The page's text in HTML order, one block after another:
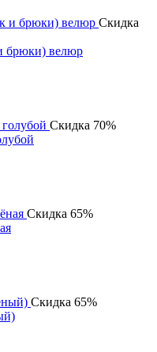
Скидка
брюки) велюр
Скидка 70%
Скидка 65%
Скидка 65%